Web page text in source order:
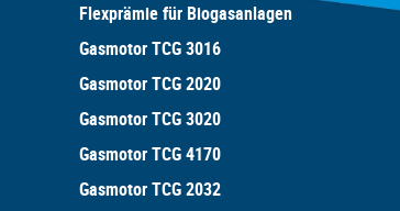
Flexprämie für Biogasanlagen
Gasmotor TCG 3016
Gasmotor TCG 2020
Gasmotor TCG 3020
Gasmotor TCG 4170
Gasmotor TCG 2032